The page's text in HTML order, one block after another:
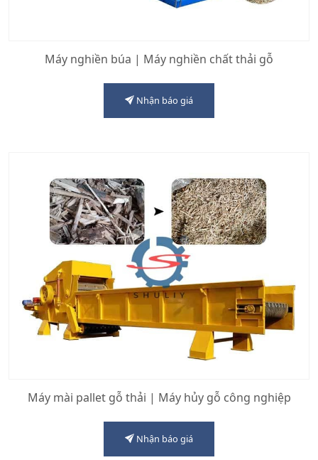
Máy nghiền búa | Máy nghiền chất thải gỗ
Nhận báo giá
Máy mài pallet gỗ thải | Máy hủy gỗ công nghiệp
Nhận báo giá